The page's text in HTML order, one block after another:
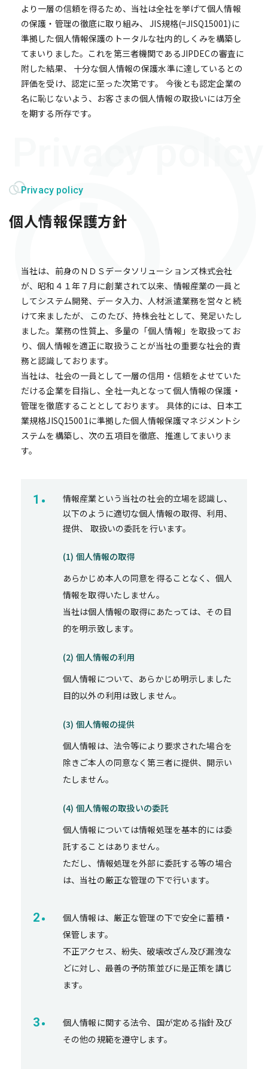
より一層の信頼を得るため、当社は全社を挙げて個人情報
の保護・管理の徹底に取り組み、 JIS規格(=JISQ15001)に
準拠した個人情報保護のトータルな社内的しくみを構築し
てまいりました。これを第三者機関であるJIPDECの審査に
附した結果、 十分な個人情報の保護水準に達しているとの
評価を受け、認定に至った次第です。 今後とも認定企業の
名に恥じないよう、お客さまの個人情報の取扱いには万全
を期する所存です。
Privacy policy
個人情報保護方針
当社は、前身のＮＤＳデータソリューションズ株式会社
が、昭和４１年７月に創業されて以来、情報産業の一員と
してシステム開発、データ入力、人材派遣業務を営々と続
けて来ましたが、 このたび、持株会社として、発足いたし
ました。業務の性質上、多量の「個人情報」を取扱ってお
り、個人情報を適正に取扱うことが当社の重要な社会的責
務と認識しております。
当社は、社会の一員として一層の信用・信頼をよせていた
だける企業を目指し、全社一丸となって個人情報の保護・
管理を徹底することとしております。 具体的には、日本工
業規格JISQ15001に準拠した個人情報保護マネジメントシ
ステムを構築し、次の五項目を徹底、推進してまいりま
す。
情報産業という当社の社会的立場を認識し、
以下のように適切な個人情報の取得、利用、
提供、 取扱いの委託を行います。
(1) 個人情報の取得
あらかじめ本人の同意を得ることなく、個人
情報を取得いたしません。
当社は個人情報の取得にあたっては、その目
的を明示致します。
(2) 個人情報の利用
個人情報について、あらかじめ明示しました
目的以外の利用は致しません。
(3) 個人情報の提供
個人情報は、法令等により要求された場合を
除きご本人の同意なく第三者に提供、開示い
たしません。
(4) 個人情報の取扱いの委託
個人情報については情報処理を基本的には委
託することはありません。
ただし、情報処理を外部に委託する等の場合
は、当社の厳正な管理の下で行います。
個人情報は、厳正な管理の下で安全に蓄積・
保管します。
不正アクセス、紛失、破壊改ざん及び漏洩な
どに対し、最善の予防策並びに是正策を講じ
ます。
個人情報に関する法令、国が定める指針及び
その他の規範を遵守します。